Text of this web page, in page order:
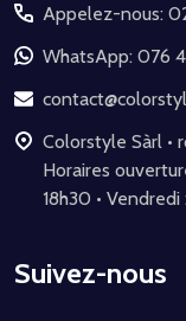
pied
de
page
Appelez-nous:
WhatsApp: 076
Colorstyle Sàrl • route des Rottes 8 • 1964 Conthey •
Horaires ouverture du
18h30 •
Suivez-nous